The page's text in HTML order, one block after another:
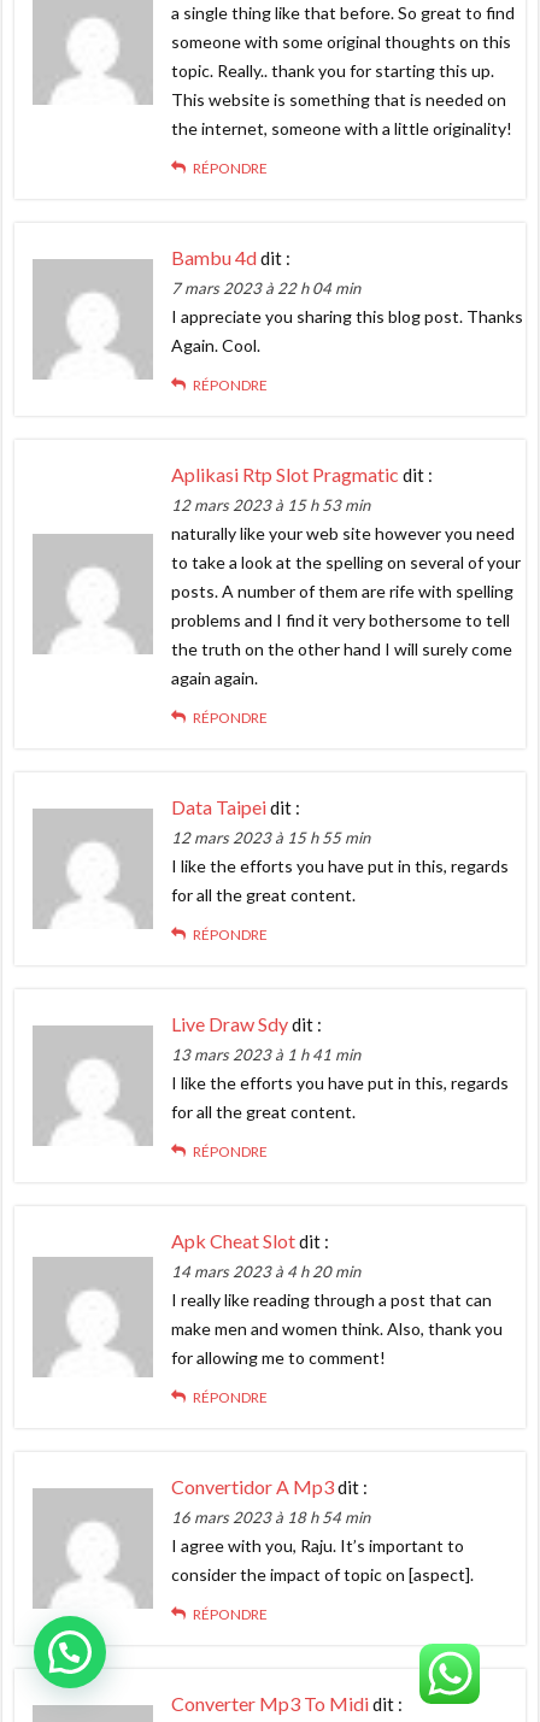
a single thing like that before. So great to find
someone with some original thoughts on this
topic. Really.. thank you for starting this up.
This website is something that is needed on
the internet, someone with a little originality!
RÉPONDRE
Bambu 4ddit :
7 mars 2023 à 22 h 04 min
I appreciate you sharing this blog post. Thanks
Again. Cool.
RÉPONDRE
Aplikasi Rtp Slot Pragmatic dit :
12 mars 2023 à 15 h 53 min
naturally like your web site however you need
to take a look at the spelling on several of your
posts. A number of them are rife with spelling
problems and I find it very bothersome to tell
the truth on the other hand I will surely come
again again.
RÉPONDRE
Data Taipeidit :
12 mars 2023 à 15 h 55 min
I like the efforts you have put in this, regards
for all the great content.
RÉPONDRE
Live Draw Sdydit :
13 mars 2023 à 1 h 41 min
I like the efforts you have put in this, regards
for all the great content.
RÉPONDRE
Apk Cheat Slotdit :
14 mars 2023 à 4 h 20 min
I really like reading through a post that can
make men and women think. Also, thank you
for allowing me to comment!
RÉPONDRE
Convertidor A Mp3dit :
16 mars 2023 à 18 h 54 min
I agree with you, Raju. It’s important to
consider the impact of topic on [aspect].
RÉPONDRE
Converter Mp3 To Mididit :